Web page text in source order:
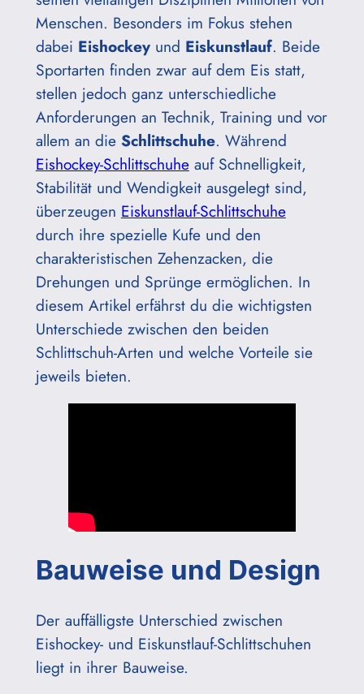
Menschen. Besonders im Fokus stehen
dabei Eishockeyund Eiskunstlauf. Beide
Sportarten finden zwar auf dem Eis statt,
stellen jedoch ganz unterschiedliche
Anforderungen an Technik, Training und vor
allem an die Schlittschuhe. Während
Eishockey-Schlittschuheauf Schnelligkeit,
Stabilität und Wendigkeit ausgelegt sind,
überzeugen Eiskunstlauf-Schlittschuhe
durch ihre spezielle Kufe und den
charakteristischen Zehenzacken, die
Drehungen und Sprünge ermöglichen. In
diesem Artikel erfährst du die wichtigsten
Unterschiede zwischen den beiden
Schlittschuh-Arten und welche Vorteile sie
jeweils bieten.
Bauweise und Design
Der auffälligste Unterschied zwischen
Eishockey- und Eiskunstlauf-Schlittschuhen
liegt in ihrer Bauweise.